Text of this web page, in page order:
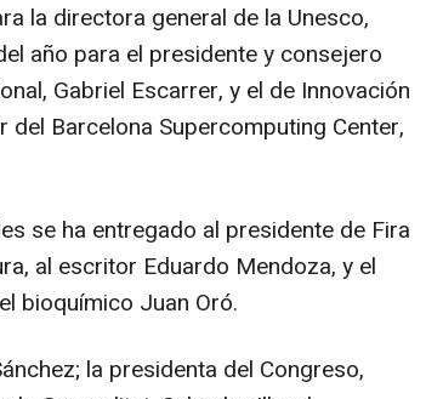
la directora general de la Unesco,
año para el presidente y consejero
Gabriel Escarrer, y el de Innovación
Barcelona Supercomputing Center,
se ha entregado al presidente de Fira
al escritor Eduardo Mendoza, y el
bioquímico Juan Oró.
la presidenta del Congreso,